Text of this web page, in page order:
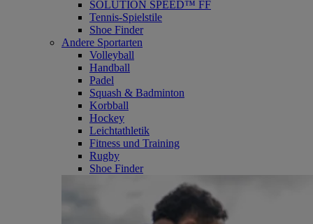
SOLUTION SPEED™ FF
Tennis-Spielstile
Shoe Finder
Andere Sportarten
Volleyball
Handball
Padel
Squash & Badminton
Korbball
Hockey
Leichtathletik
Fitness und Training
Rugby
Shoe Finder